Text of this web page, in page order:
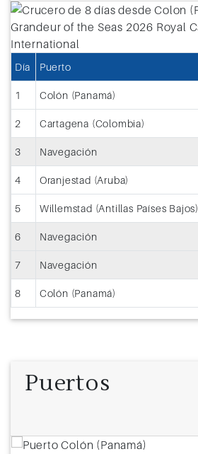
Día Puerto
1 Colón (Panamá)
2 Cartagena (Colombia)
3 Navegación
4 Oranjestad (Aruba)
5 Willemstad (Antillas Países Bajos)
6 Navegación
7 Navegación
8 Colón (Panamá)
Puertos